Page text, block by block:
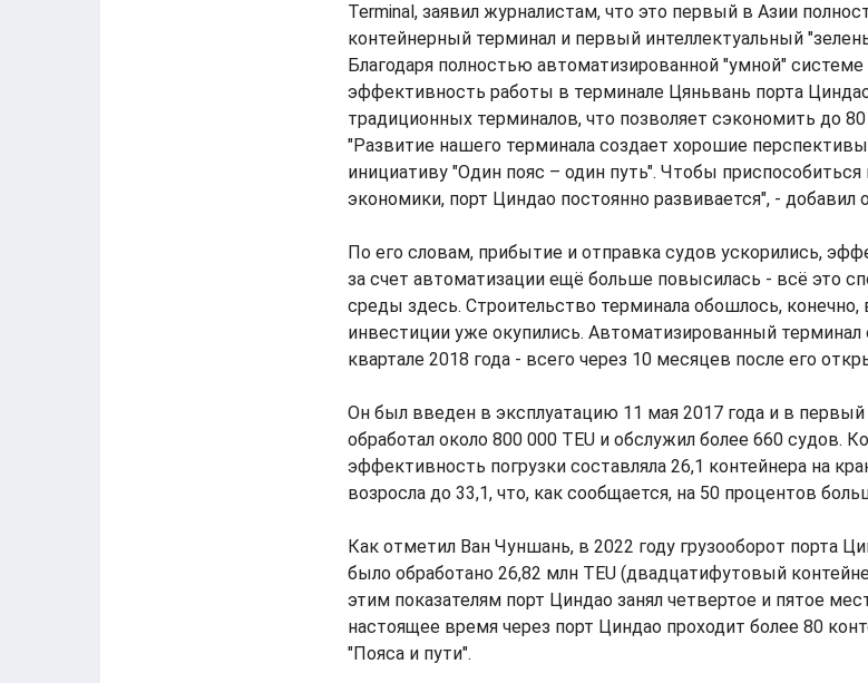
Terminal, заявил журналистам, что это первый в Азии
контейнерный терминал и первый интеллектуальный
Благодаря полностью автоматизированной "умной" системе
эффективность работы в терминале Цяньвань порта
традиционных терминалов, что позволяет сэкономить до
"Развитие нашего терминала создает хорошие
инициативу "Один пояс – один путь". Чтобы
экономики, порт Циндао постоянно развивается", - добавил
По его словам, прибытие и отправка судов ускорились,
за счет автоматизации ещё больше повысилась - всё это
среды здесь. Строительство терминала обошлось, конечно,
инвестиции уже окупились. Автоматизированный
квартале 2018 года - всего через 10 месяцев после его
Он был введен в эксплуатацию 11 мая 2017 года и в первый
обработал около 800 000 TEU и обслужил более 660 судов.
эффективность погрузки составляла 26,1 контейнера на
возросла до 33,1, что, как сообщается, на 50 процентов
Как отметил Ван Чуншань, в 2022 году грузооборот порта
было обработано 26,82 млн TEU (двадцатифутовый
этим показателям порт Циндао занял четвертое и пятое
настоящее время через порт Циндао проходит более 80
"Пояса и пути".